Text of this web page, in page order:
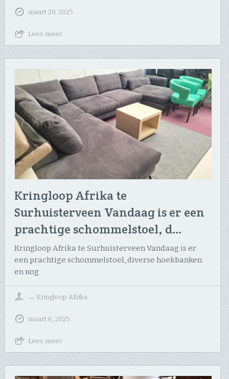
maart 20, 2025
Lees meer
Kringloop Afrika te
Surhuisterveen Vandaag is er een
prachtige schommelstoel, d…
Kringloop Afrika te Surhuisterveen Vandaag is er
een prachtige schommelstoel, diverse hoekbanken
en nog
↔ Kringloop Afrika
maart 6, 2025
Lees meer